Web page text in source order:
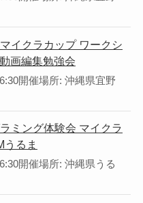
イクラカップ ワークシ
画編集勉強会
開催場所: 沖縄県宜野
ミング体験会 マイクラ
うるま
開催場所: 沖縄県うる